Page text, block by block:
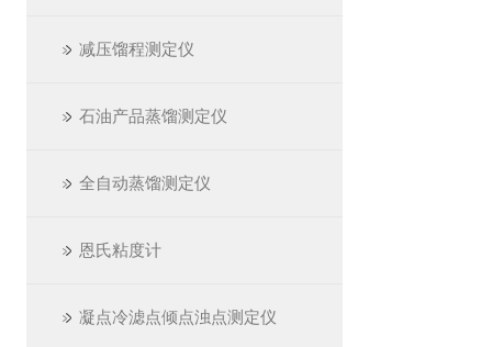
减压馏程测定仪
石油产品蒸馏测定仪
全自动蒸馏测定仪
恩氏粘度计
凝点冷滤点倾点浊点测定仪